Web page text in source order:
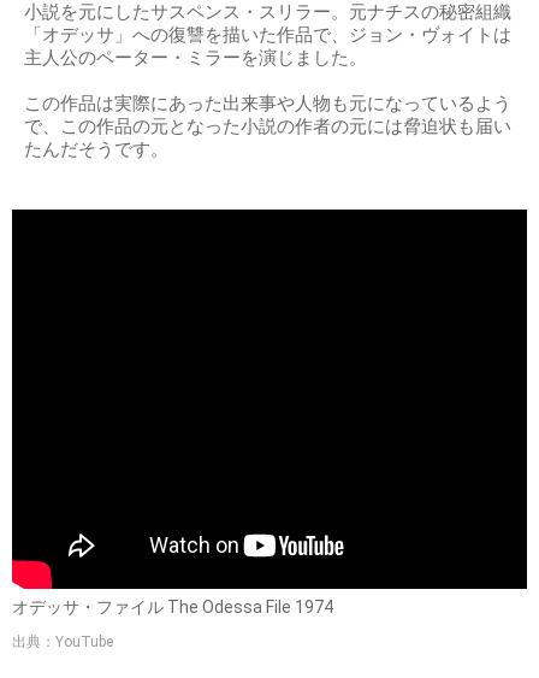
小説を元にしたサスペンス・スリラー。元ナチスの秘密組織
「オデッサ」への復讐を描いた作品で、ジョン・ヴォイトは
主人公のペーター・ミラーを演じました。
この作品は実際にあった出来事や人物も元になっているよう
で、この作品の元となった小説の作者の元には脅迫状も届い
たんだそうです。
オデッサ・ファイル The Odessa File 1974
出典：YouTube